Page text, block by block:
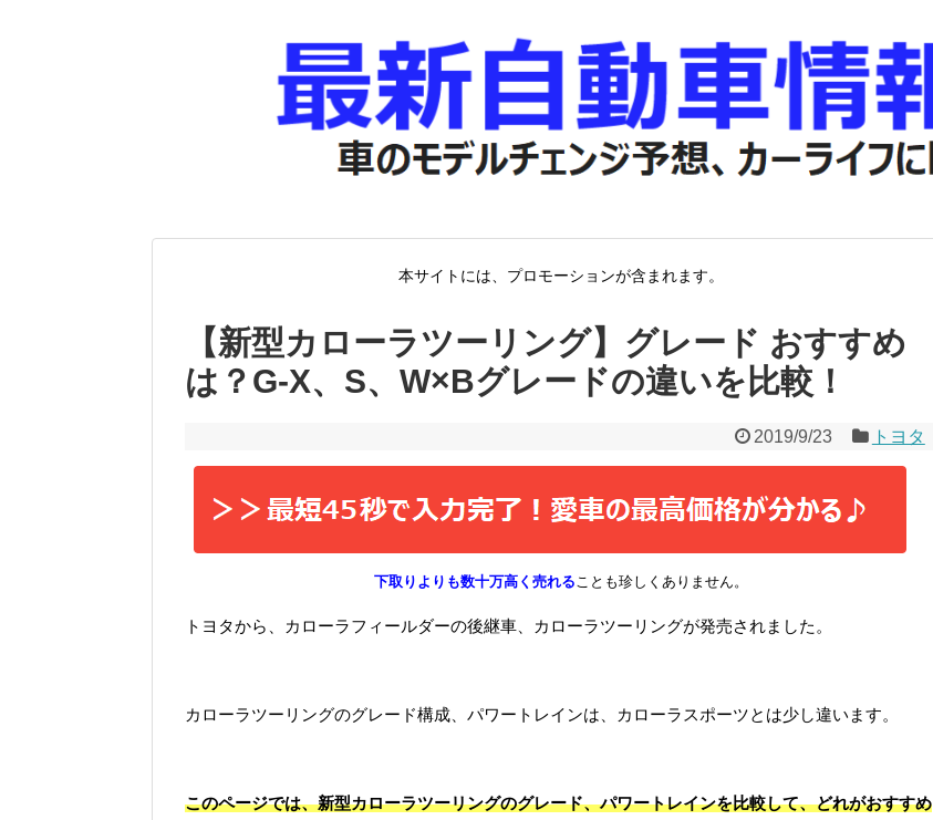
本サイトには、プロモーションが含まれます。
【新型カローラツーリング】グレード おすすめ
は？G-X、S、W×Bグレードの違いを比較！
2019/9/23 トヨタ
下取りよりも数十万高く売れることも珍しくありません。
トヨタから、カローラフィールダーの後継車、カローラツーリングが発売されました。
カローラツーリングのグレード構成、パワートレインは、カローラスポーツとは少し違います。
このページでは、新型カローラツーリングのグレード、パワートレインを比較して、どれがおすすめ